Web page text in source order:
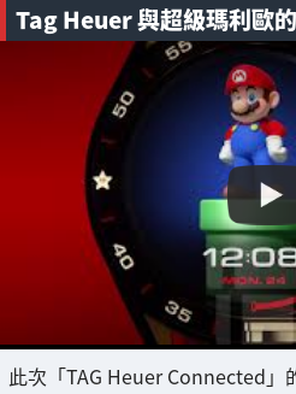
Tag Heuer 與超級瑪利歐的
此次「TAG Heuer Connected」